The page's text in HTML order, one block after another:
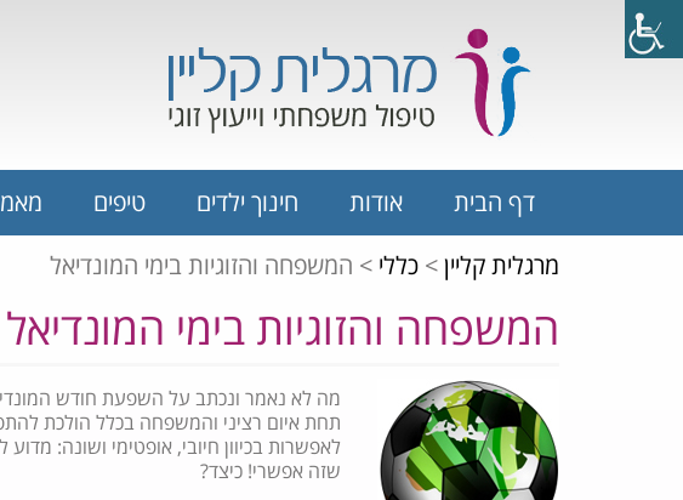
דף הבית אודות חינוך ילדים טיפים
מרגלית קליין> כללי > המשפחה והזוגיות בימי המונדיאל
המשפחה והזוגיות בימי המונדיאל
מה לא נאמר ונכתב על השפעת חודש
תחת איום רציני והמשפחה בכלל הולכת
לאפשרות בכיוון חיובי, אופטימי ושונה:
שזה אפשרי! כיצד?